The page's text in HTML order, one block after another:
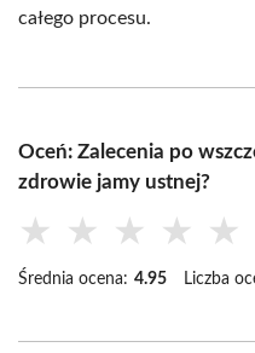
całego procesu.
Oceń: Zalecenia po
zdrowie jamy ustnej?
★ ★ ★ ★ ★
Średnia ocena: 4.95 Liczba